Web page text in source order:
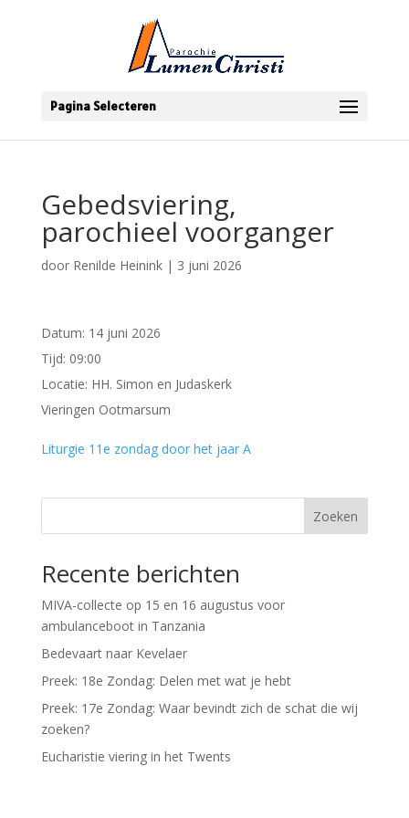
Pagina Selecteren
Gebedsviering,
parochieel voorganger
door Renilde Heinink| 3 juni 2026
Datum: 14 juni 2026
Tijd: 09:00
Locatie: HH. Simon en Judaskerk
Vieringen Ootmarsum
Liturgie 11e zondag door het jaar A
Zoeken
Recente berichten
MIVA-collecte op 15 en 16 augustus voor
ambulanceboot in Tanzania
Bedevaart naar Kevelaer
Preek: 18e Zondag: Delen met wat je hebt
Preek: 17e Zondag: Waar bevindt zich de schat die wij
zoeken?
Eucharistie viering in het Twents